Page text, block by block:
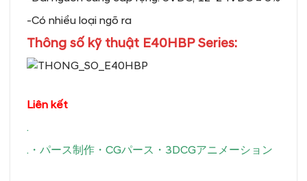
-Có nhiều loại ngõ ra
Thông số kỹ thuật E40HBP Series:
Liên kết
.
. ・ パース制作 ・ CGパース ・ 3DCGアニメーション